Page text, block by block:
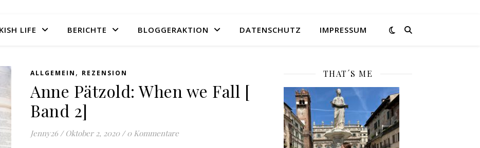
LIFE BERICHTE BLOGGERAKTION DATENSCHUTZ IMPRESSUM
ALLGEMEIN , REZENSION
Anne Pätzold: When we Fall [
Band 2]
Jenny26 / Oktober 2, 2020 / 0 Kommentare
THAT´S ME